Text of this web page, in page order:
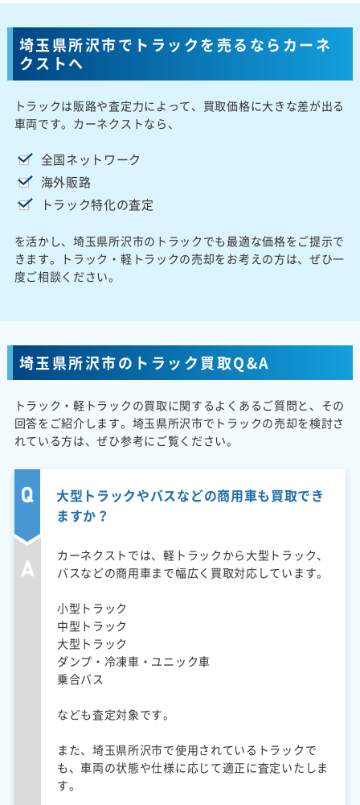
埼玉県所沢市でトラックを売るならカーネ
クストへ
トラックは販路や査定力によって、買取価格に大きな差が出る
車両です。カーネクストなら、
全国ネットワーク
海外販路
トラック特化の査定
を活かし、埼玉県所沢市のトラックでも最適な価格をご提示で
きます。トラック・軽トラックの売却をお考えの方は、ぜひ一
度ご相談ください。
埼玉県所沢市のトラック買取Q&A
トラック・軽トラックの買取に関するよくあるご質問と、その
回答をご紹介します。埼玉県所沢市でトラックの売却を検討さ
れている方は、ぜひ参考にご覧ください。
大型トラックやバスなどの商用車も買取でき
ますか？
カーネクストでは、軽トラックから大型トラック、
バスなどの商用車まで幅広く買取対応しています。
小型トラック
中型トラック
大型トラック
ダンプ・冷凍車・ユニック車
乗合バス
なども査定対象です。
また、埼玉県所沢市で使用されているトラックで
も、車両の状態や仕様に応じて適正に査定いたしま
す。